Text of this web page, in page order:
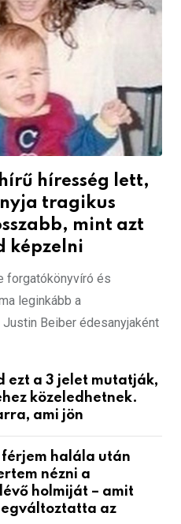
híresség lett,
tragikus
mint azt
képzelni
forgatókönyvíró és
leginkább a
Beiber édesanyjaként
ezt a 3 jelet mutatják,
közeledhetnek.
ami jön
férjem halála után
nézni a
holmiját – amit
az